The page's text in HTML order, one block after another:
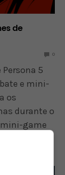
de
0
5
e mini-
os
durante o
game